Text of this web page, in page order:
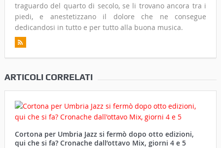
traguardo del quarto di secolo, se li trovano ancora tra i
piedi, e anestetizzano il dolore che ne consegue
dedicandosi in tutto e per tutto alla buona musica.
ARTICOLI CORRELATI
Cortona per Umbria Jazz si fermò dopo otto edizioni,
qui che si fa? Cronache dall’ottavo Mix, giorni 4 e 5